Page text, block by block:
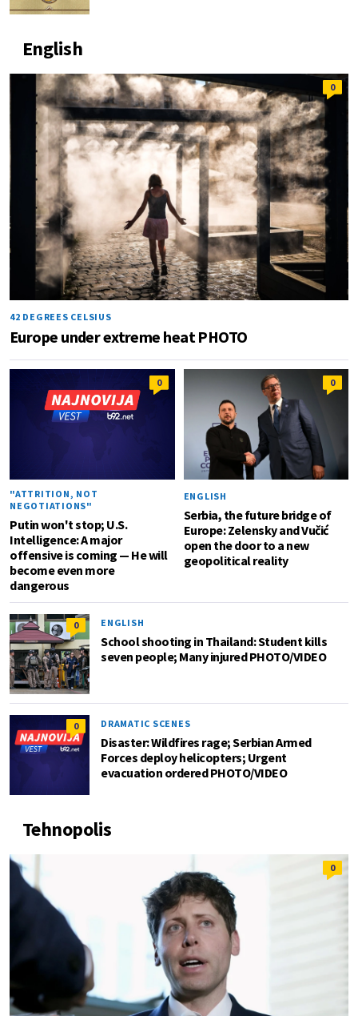
English
0
42 DEGREES CELSIUS
Europe under extreme heat PHOTO
0
"ATTRITION, NOT
NEGOTIATIONS"
Putin won't stop; U.S.
Intelligence: A major
offensive is coming — He will
become even more
dangerous
0
ENGLISH
Serbia, the future bridge of
Europe: Zelensky and Vučić
open the door to a new
geopolitical reality
0 ENGLISH
School shooting in Thailand: Student kills
seven people; Many injured PHOTO/VIDEO
0 DRAMATIC SCENES
Disaster: Wildfires rage; Serbian Armed
Forces deploy helicopters; Urgent
evacuation ordered PHOTO/VIDEO
Tehnopolis
0